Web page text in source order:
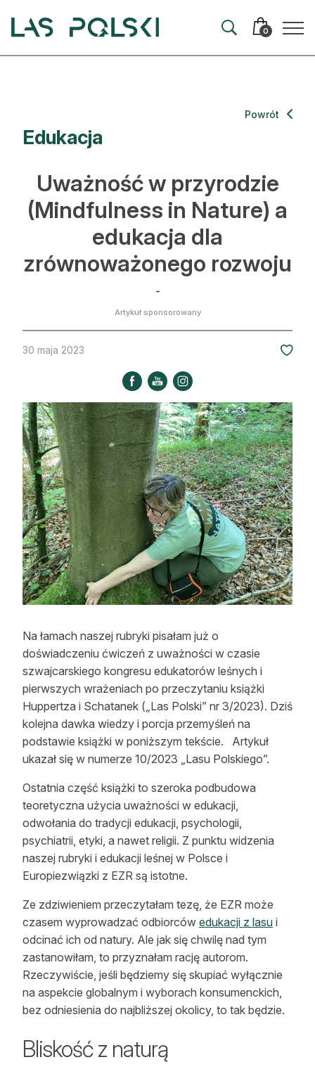
0
Artykuły
Hodowla lasu
Ochrona lasu
Nowe technologie
Prawo
Strefa eksperta
Auto do lasu
Leśnik na zakupach
Z zagranicy
Edukacja
Lasy prywatne
O nas
100 lat „Lasu Polskiego”
Reklama
Zostań autorem
Archiwum
Kontakt
Edukacja
Powrót
Uważność w przyrodzie
(Mindfulness in Nature) a
edukacja dla
zrównoważonego rozwoju
-
Artykuł sponsorowany
30 maja 2023
Na łamach naszej rubryki pisałam już o
doświadczeniu ćwiczeń z uważności w czasie
szwajcarskiego kongresu edukatorów leśnych i
pierwszych wrażeniach po przeczytaniu książki
Huppertza i Schatanek („Las Polski” nr 3/2023). Dziś
kolejna dawka wiedzy i porcja przemyśleń na
podstawie książki w poniższym tekście. Artykuł
ukazał się w numerze 10/2023 „Lasu Polskiego”.
Ostatnia część książki to szeroka podbudowa
teoretyczna użycia uważności w edukacji,
odwołania do tradycji edukacji, psychologii,
psychiatrii, etyki, a nawet religii. Z punktu widzenia
naszej rubryki i edukacji leśnej w Polsce i
Europiezwiązki z EZR są istotne.
Ze zdziwieniem przeczytałam tezę, że EZR może
czasem wyprowadzać odbiorców edukacji z lasu i
odcinać ich od natury. Ale jak się chwilę nad tym
zastanowiłam, to przyznałam rację autorom.
Rzeczywiście, jeśli będziemy się skupiać wyłącznie
na aspekcie globalnym i wyborach konsumenckich,
bez odniesienia do najbliższej okolicy, to tak będzie.
Bliskość z naturą